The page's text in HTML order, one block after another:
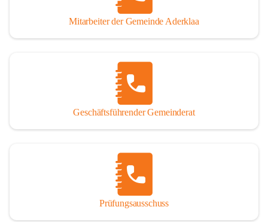
Mitarbeiter der Gemeinde Aderklaa
Geschäftsführender Gemeinderat
Prüfungsausschuss